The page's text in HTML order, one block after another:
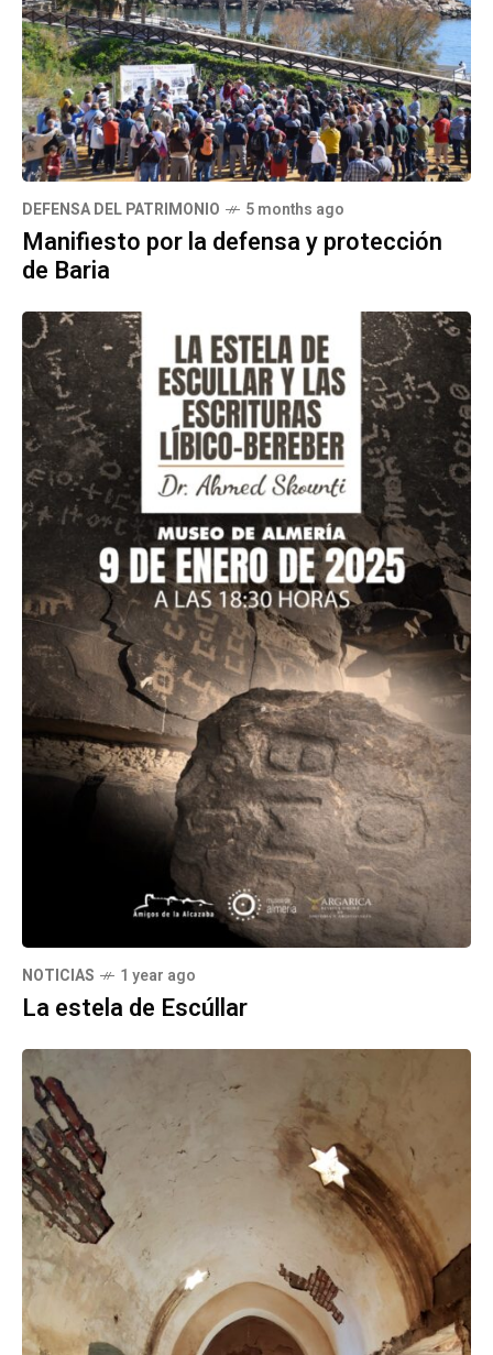
DEFENSA DEL PATRIMONIO 5 months ago
Manifiesto por la defensa y protección
de Baria
NOTICIAS 1 year ago
La estela de Escúllar